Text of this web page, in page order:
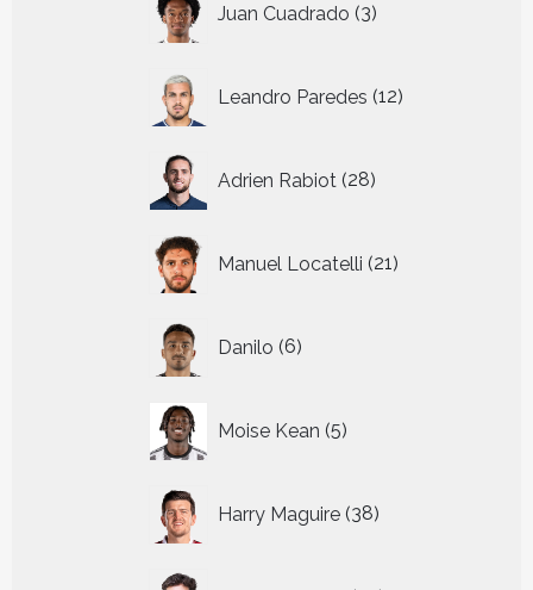
Juan Cuadrado 3
producten
Leandro Paredes 12
producten
Adrien Rabiot 28
producten
Manuel Locatelli 21
producten
Danilo 6
producten
Moise Kean 5
producten
Harry Maguire 38
producten